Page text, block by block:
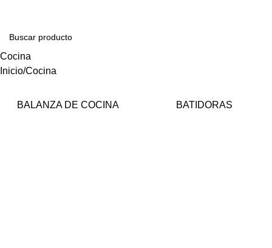
Cocina
Inicio Cocina
BALANZA DE COCINA BATIDORAS